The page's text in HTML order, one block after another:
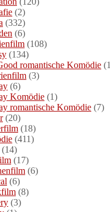
(2)
(332)
(6)
(108)
(134)
romantische Komödie
(3)
(6)
Komödie (1)
romantische Komödie (7)
(20)
(18)
(411)
(14)
(17)
(6)
(6)
(8)
(3)